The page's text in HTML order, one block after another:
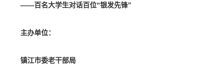
——百名大学生对话百位“银发先锋”
主办单位：
镇江市委老干部局